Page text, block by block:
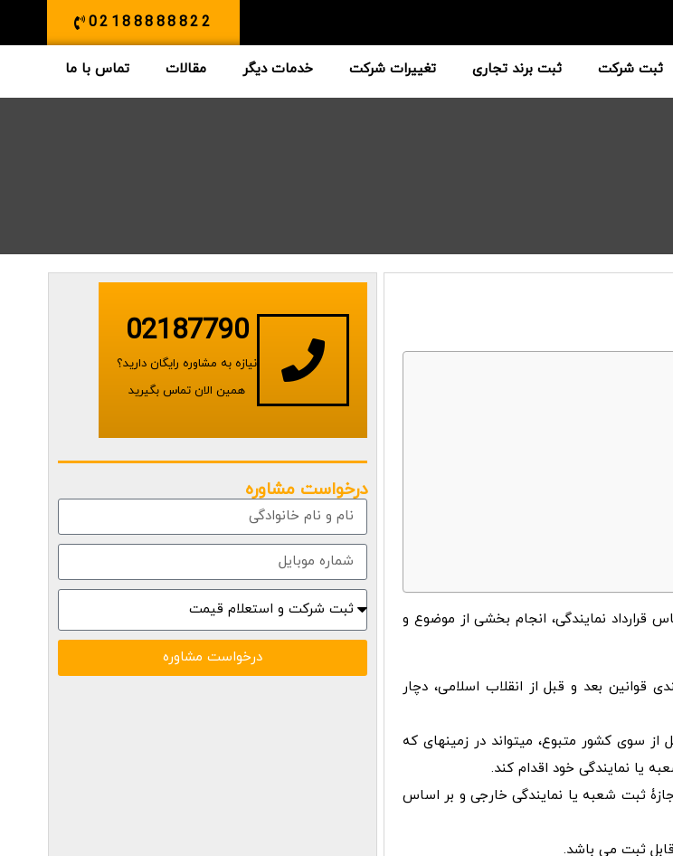
02188888822
ثبت شرکت ثبت برند تجاری تغییرات شرکت خدمات دیگر مقالات تماس با ما
نمایندگی، انجام بخشی از موضوع و
بعد و قبل از انقلاب اسلامی، دچار
سوی کشور متبوع، میتواند در زمینه­ای که
یا نمایندگی خود اقدام کند.
ثبت شعبه یا نمایندگی خارجی و بر اساس
ثبت می باشد.
02187790
نیازه به مشاوره رایگان دارید؟
همین الان تماس بگیرید
درخواست مشاوره
درخواست مشاوره